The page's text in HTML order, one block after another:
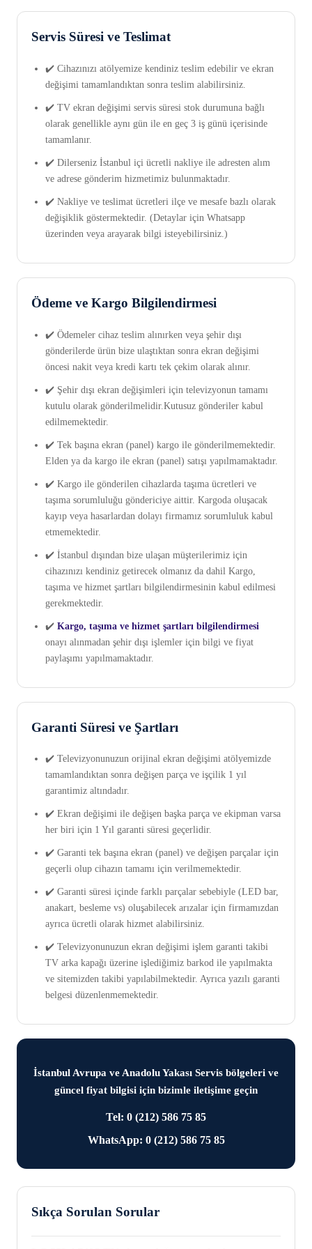
Servis Süresi ve Teslimat
✔️ Cihazınızı atölyemize kendiniz teslim edebilir ve ekran
değişimi tamamlandıktan sonra teslim alabilirsiniz.
✔️ TV ekran değişimi servis süresi stok durumuna bağlı
olarak genellikle aynı gün ile en geç 3 iş günü içerisinde
tamamlanır.
✔️ Dilerseniz İstanbul içi ücretli nakliye ile adresten alım
ve adrese gönderim hizmetimiz bulunmaktadır.
✔️ Nakliye ve teslimat ücretleri ilçe ve mesafe bazlı olarak
değişiklik göstermektedir. (Detaylar için Whatsapp
üzerinden veya arayarak bilgi isteyebilirsiniz.)
Ödeme ve Kargo Bilgilendirmesi
✔️ Ödemeler cihaz teslim alınırken veya şehir dışı
gönderilerde ürün bize ulaştıktan sonra ekran değişimi
öncesi nakit veya kredi kartı tek çekim olarak alınır.
✔️ Şehir dışı ekran değişimleri için televizyonun tamamı
kutulu olarak gönderilmelidir.Kutusuz gönderiler kabul
edilmemektedir.
✔️ Tek başına ekran (panel) kargo ile gönderilmemektedir.
Elden ya da kargo ile ekran (panel) satışı yapılmamaktadır.
✔️ Kargo ile gönderilen cihazlarda taşıma ücretleri ve
taşıma sorumluluğu göndericiye aittir. Kargoda oluşacak
kayıp veya hasarlardan dolayı firmamız sorumluluk kabul
etmemektedir.
✔️ İstanbul dışından bize ulaşan müşterilerimiz için
cihazınızı kendiniz getirecek olmanız da dahil Kargo,
taşıma ve hizmet şartları bilgilendirmesinin kabul edilmesi
gerekmektedir.
✔️ Kargo, taşıma ve hizmet şartları bilgilendirmesi
onayı alınmadan şehir dışı işlemler için bilgi ve fiyat
paylaşımı yapılmamaktadır.
Garanti Süresi ve Şartları
✔️ Televizyonunuzun orijinal ekran değişimi atölyemizde
tamamlandıktan sonra değişen parça ve işçilik 1 yıl
garantimiz altındadır.
✔️ Ekran değişimi ile değişen başka parça ve ekipman varsa
her biri için 1 Yıl garanti süresi geçerlidir.
✔️ Garanti tek başına ekran (panel) ve değişen parçalar için
geçerli olup cihazın tamamı için verilmemektedir.
✔️ Garanti süresi içinde farklı parçalar sebebiyle (LED bar,
anakart, besleme vs) oluşabilecek arızalar için firmamızdan
ayrıca ücretli olarak hizmet alabilirsiniz.
✔️ Televizyonunuzun ekran değişimi işlem garanti takibi
TV arka kapağı üzerine işlediğimiz barkod ile yapılmakta
ve sitemizden takibi yapılabilmektedir. Ayrıca yazılı garanti
belgesi düzenlenmemektedir.
İstanbul Avrupa ve Anadolu Yakası Servis bölgeleri ve
güncel fiyat bilgisi için bizimle iletişime geçin
Tel: 0 (212) 586 75 85
WhatsApp: 0 (212) 586 75 85
Sıkça Sorulan Sorular